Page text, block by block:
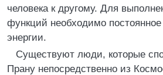
человека к другому. Для
функций необходимо
энергии.
Существуют люди, которые
Прану непосредственно из